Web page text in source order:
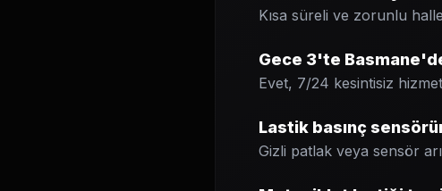
Kısa süreli ve zorunlu
Gece 3'te
Evet, 7/24 kesintisiz
Lastik basınç
Gizli patlak veya sensör